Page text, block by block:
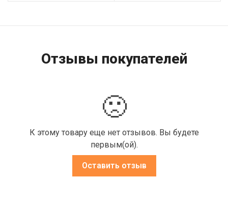
Отзывы покупателей
🙁
К этому товару еще нет отзывов. Вы будете
первым(ой).
Оставить отзыв